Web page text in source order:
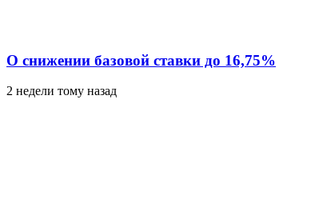
О снижении базовой ставки до 16,75%
2 недели тому назад